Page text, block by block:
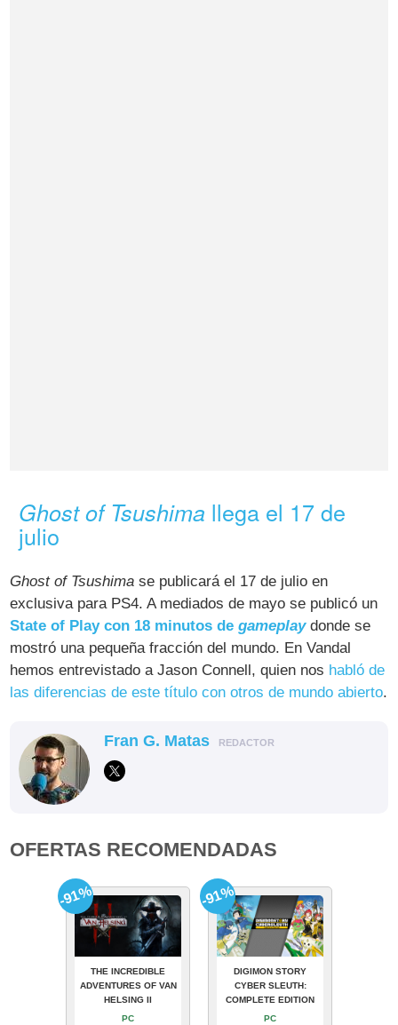
Ghost of Tsushima llega el 17 de
julio
Ghost of Tsushima se publicará el 17 de julio en
exclusiva para PS4. A mediados de mayo se publicó un
State of Play con 18 minutos degameplaydonde se
mostró una pequeña fracción del mundo. En Vandal
hemos entrevistado a Jason Connell, quien nos habló de
las diferencias de este título con otros de mundo abierto.
Fran G. Matas REDACTOR
OFERTAS RECOMENDADAS
THE INCREDIBLE
ADVENTURES OF VAN
HELSING II
PC
-91%
DIGIMON STORY
CYBER SLEUTH:
COMPLETE EDITION
PC
-91%